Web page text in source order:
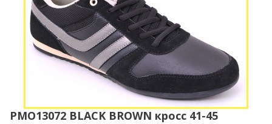
PMO13072 BLACK BROWN кросс 41-45